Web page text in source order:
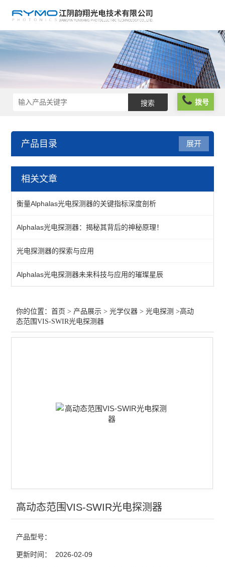
拨号
产品目录
光学仪器
激光校准
红外显示卡
激光能量计
展开
相关文章
衡量Alphalas光电探测器的关键指标深度剖析
Alphalas光电探测器：揭秘其背后的神秘原理！
光电探测器的探索与应用
Alphalas光电探测器未来科技与应用的璀璨星辰
你的位置：首页 > 产品展示 >光学仪器 >光电探测 >高动
态范围VIS-SWIR光电探测器
高动态范围VIS-SWIR光电探测器
产品型号：
更新时间： 2026-02-09